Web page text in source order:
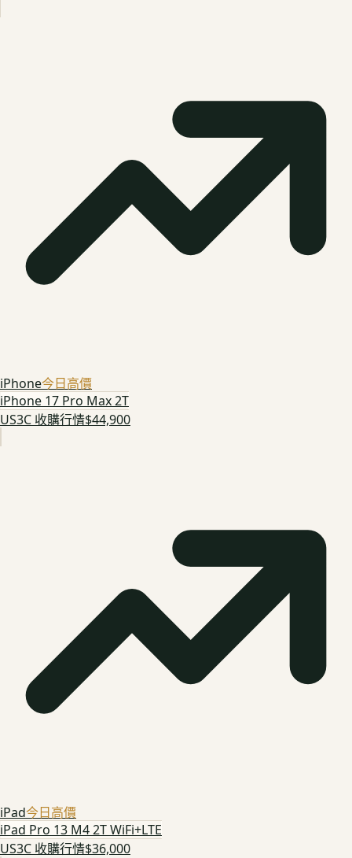
iPhone今日高價
iPhone 17 Pro Max 2T
US3C 收購行情$44,900
iPad今日高價
iPad Pro 13 M4 2T WiFi+LTE
US3C 收購行情$36,000